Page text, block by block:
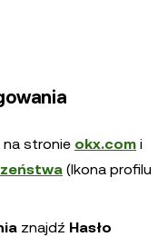
stronie okx.com i
(Ikona profilu
znajdź Hasło